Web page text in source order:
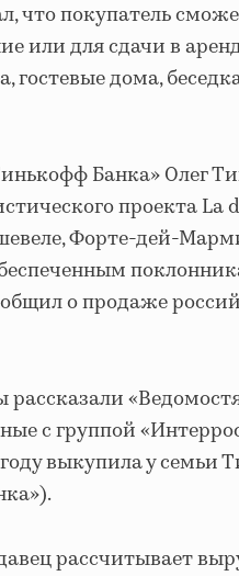
что покупатель
или для сдачи в
гостевые дома,
Банка» Олег
проекта La
Форте-дей-
о продаже
рассказали
с группой
выкупила у семьи
рассчитывает